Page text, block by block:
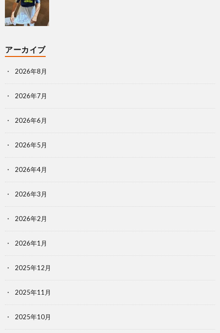
アーカイブ
2026年8月
2026年7月
2026年6月
2026年5月
2026年4月
2026年3月
2026年2月
2026年1月
2025年12月
2025年11月
2025年10月